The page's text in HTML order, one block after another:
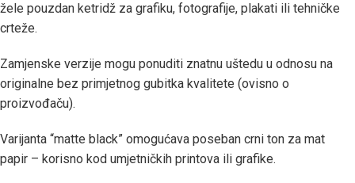
žele pouzdan ketridž za grafiku, fotografije, plakati ili tehničke
crteže.
Zamjenske verzije mogu ponuditi znatnu uštedu u odnosu na
originalne bez primjetnog gubitka kvalitete (ovisno o
proizvođaču).
Varijanta “matte black” omogućava poseban crni ton za mat
papir – korisno kod umjetničkih printova ili grafike.